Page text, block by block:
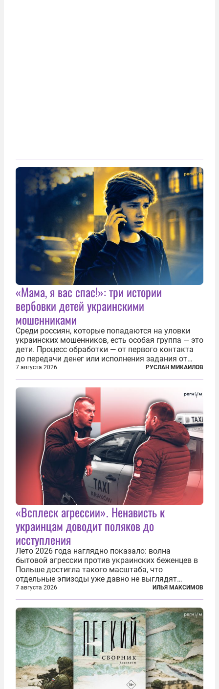
«Мама, я вас спас!»: три истории
вербовки детей украинскими
мошенниками
Среди россиян, которые попадаются на уловки
украинских мошенников, есть особая группа — это
дети. Процесс обработки — от первого контакта
до передачи денег или исполнения задания от
кураторов может занять от двух часов до
нескольких месяцев. Детей превращают в
послушных исполнителей, которые...
7 августа 2026 РУСЛАН МИКАИЛОВ
«Всплеск агрессии». Ненависть к
украинцам доводит поляков до
исступления
Лето 2026 года наглядно показало: волна
бытовой агрессии против украинских беженцев в
Польше достигла такого масштаба, что
отдельные эпизоды уже давно не выглядят
случайными. Поляки, судя по происходящему,
буквально теряют рассудок от ненависти к
украинским беженцам, и каждый новый случай
по-своему...
7 августа 2026 ИЛЬЯ МАКСИМОВ